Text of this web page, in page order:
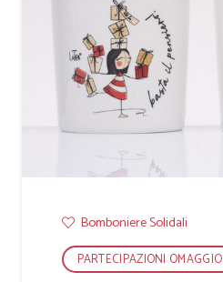
Bomboniere Solidali
PARTECIPAZIONI OMAGGIO